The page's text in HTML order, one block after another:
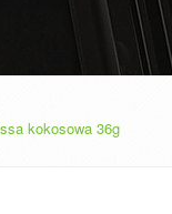
kokosowa 36g